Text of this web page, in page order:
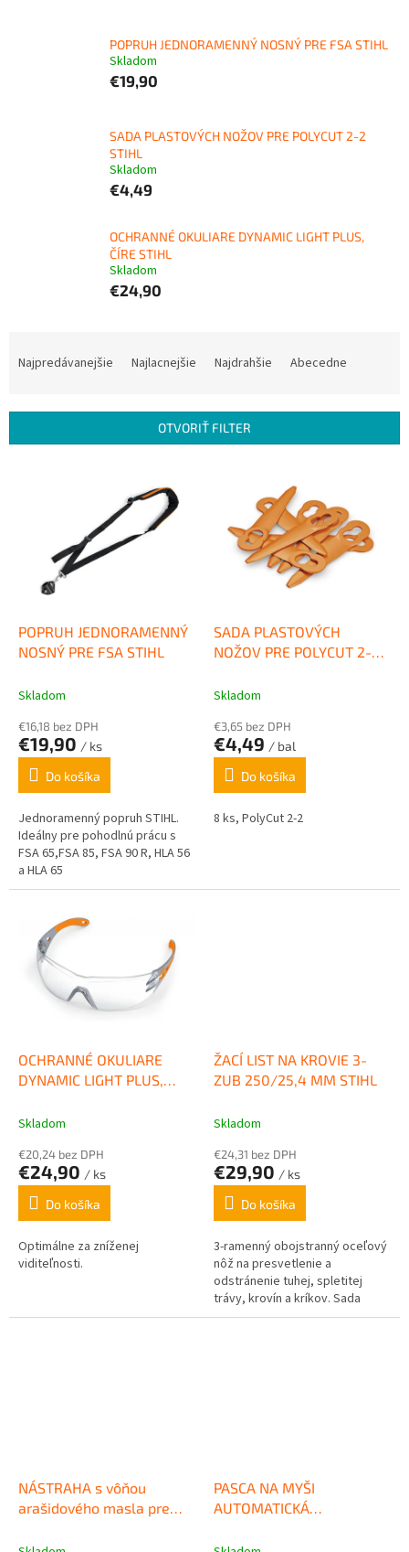
POPRUH JEDNORAMENNÝ NOSNÝ PRE FSA STIHL
Skladom
€19,90
SADA PLASTOVÝCH NOŽOV PRE POLYCUT 2-2
STIHL
Skladom
€4,49
OCHRANNÉ OKULIARE DYNAMIC LIGHT PLUS,
ČÍRE STIHL
Skladom
€24,90
i
Najpredávanejšie Najlacnejšie Najdrahšie Abecedne
OTVORIŤ FILTER
POPRUH JEDNORAMENNÝ
NOSNÝ PRE FSA STIHL
Skladom
€16,18 bez DPH
€19,90 / ks
Do košíka
Jednoramenný popruh STIHL.
Ideálny pre pohodlnú prácu s
FSA 65,FSA 85, FSA 90 R, HLA 56
a HLA 65
SADA PLASTOVÝCH
NOŽOV PRE POLYCUT 2-2
Skladom
€3,65 bez DPH
€4,49 / bal
Do košíka
8 ks, PolyCut 2-2
OCHRANNÉ OKULIARE
DYNAMIC LIGHT PLUS,
Skladom
€20,24 bez DPH
€24,90 / ks
Do košíka
Optimálne za zníženej
viditeľnosti.
ŽACÍ LIST NA KROVIE 3-
ZUB 250/25,4 MM STIHL
Skladom
€24,31 bez DPH
€29,90 / ks
Do košíka
3-ramenný obojstranný oceľový
nôž na presvetlenie a
odstránenie tuhej, spletitej
trávy, krovín a kríkov. Sada
10ks. Cena za 1ks s DPH.
NÁSTRAHA s vôňou
arašidového masla pre
GOODNATURE
PASCA NA MYŠI
AUTOMATICKÁ